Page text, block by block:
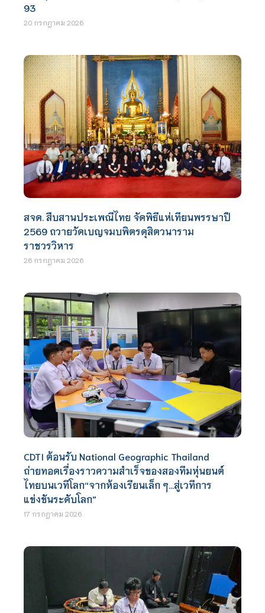
93
20 กรกฎาคม 2026
สจด. สืบสานประเพณีไทย จัดพิธีแห่เทียนพรรษาปี
2569 ถวายวัดเบญจมบพิตรดุสิตวนาราม
ราชวรวิหาร
26 กรกฎาคม 2026
CDTI ต้อนรับ National Geographic Thailand
ถ่ายทอดเรื่องราวความสำเร็จของสองทีมหุ่นยนต์
ไทยบนเวทีโลก“จากห้องเรียนเล็ก ๆ…สู่เวทีการ
แข่งขันระดับโลก”
17 กรกฎาคม 2026